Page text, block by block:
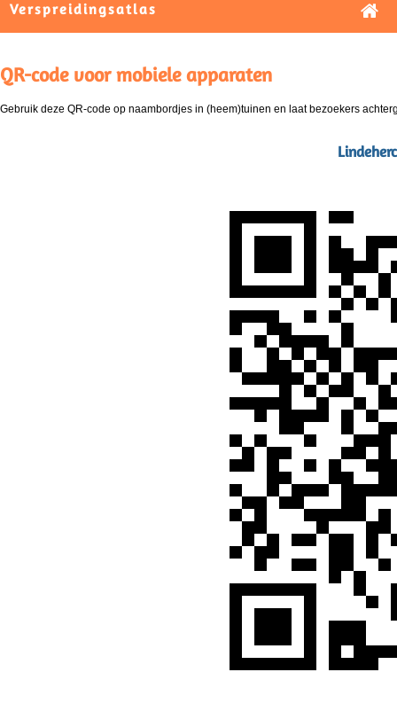
Verspreidingsatlas
QR-code voor mobiele apparaten
Gebruik deze QR-code op naambordjes in (heem)tuinen en laat bezoekers